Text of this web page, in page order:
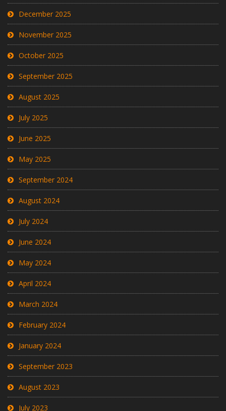
December 2025
November 2025
October 2025
September 2025
August 2025
July 2025
June 2025
May 2025
September 2024
August 2024
July 2024
June 2024
May 2024
April 2024
March 2024
February 2024
January 2024
September 2023
August 2023
July 2023